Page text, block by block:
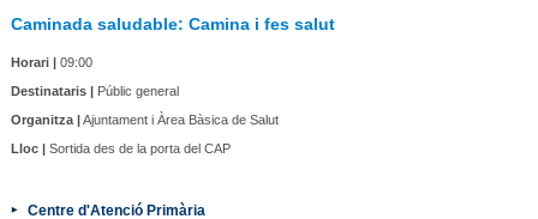
Caminada saludable: Camina i fes salut
Horari |09:00
Destinataris |Públic general
Organitza |Ajuntament i Àrea Bàsica de Salut
Lloc |Sortida des de la porta del CAP
Centre d'Atenció Primària